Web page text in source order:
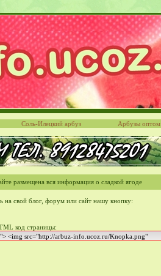
Соль-Илецкий арбуз Арбузы оптом
размещена вся информация о сладкой ягоде
на свой блог, форум или сайт нашу кнопку:
код страницы: